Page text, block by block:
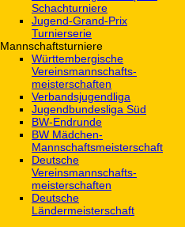
Schachturniere
Jugend-Grand-Prix
Turnierserie
Mannschaftsturniere
Württembergische
Vereinsmannschafts-
meisterschaften
Verbandsjugendliga
Jugendbundesliga Süd
BW-Endrunde
BW Mädchen-
Mannschaftsmeisterschaft
Deutsche
Vereinsmannschafts-
meisterschaften
Deutsche
Ländermeisterschaft